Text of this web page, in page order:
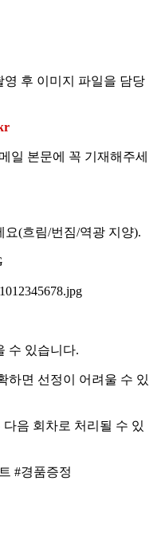
후 이미지 파일을 담당
일 본문에 꼭 기재해주세
(흐림/번짐/역광 지양).
수 있습니다.
하면 선정이 어려울 수 있
음 회차로 처리될 수 있
#경품증정